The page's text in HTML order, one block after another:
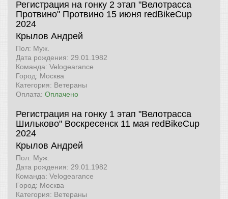
Регистрация на гонку 2 этап "Велотрасса
Протвино" Протвино 15 июня redBikeCup
2024
Крылов Андрей
Пол: Муж.
Дата рождения: 29.01.1982
Команда: Velogearance
Город: Москва
Категория: Ветераны
Оплата: Оплачено
Регистрация на гонку 1 этап "Велотрасса
Шильково" Воскресенск 11 мая redBikeCup
2024
Крылов Андрей
Пол: Муж.
Дата рождения: 29.01.1982
Команда: Velogearance
Город: Москва
Категория: Ветераны